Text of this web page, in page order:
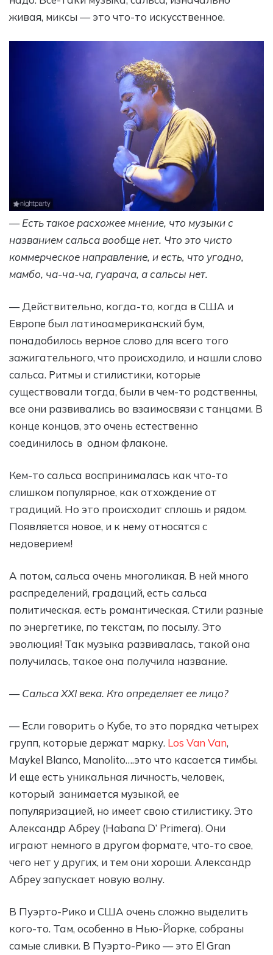
живая, миксы — это что-то искусственное.
— Есть такое расхожее мнение, что музыки с
названием сальса вообще нет. Что это чисто
коммерческое направление, и есть, что угодно,
мамбо, ча-ча-ча, гуарача, а сальсы нет.
— Действительно, когда-то, когда в США и
Европе был латиноамериканский бум,
понадобилось верное слово для всего того
зажигательного, что происходило, и нашли слово
сальса. Ритмы и стилистики, которые
существовали тогда, были в чем-то родственны,
все они развивались во взаимосвязи с танцами. В
конце концов, это очень естественно
соединилось в одном флаконе.
Кем-то сальса воспринималась как что-то
слишком популярное, как отхождение от
традиций. Но это происходит сплошь и рядом.
Появляется новое, и к нему относятся с
недоверием!
А потом, сальса очень многоликая. В ней много
распределений, градаций, есть сальса
политическая. есть романтическая. Стили разные
по энергетике, по текстам, по посылу. Это
эволюция! Так музыка развивалась, такой она
получилась, такое она получила название.
— Сальса XXI века. Кто определяет ее лицо?
— Если говорить о Кубе, то это порядка четырех
групп, которые держат марку. Los Van Van,
Maykel Blanco, Manolito….это что касается тимбы.
И еще есть уникальная личность, человек,
который занимается музыкой, ее
популяризацией, но имеет свою стилистику. Это
Александр Абреу (Habana D’ Primera). Они
играют немного в другом формате, что-то свое,
чего нет у других, и тем они хороши. Александр
Абреу запускает новую волну.
В Пуэрто-Рико и США очень сложно выделить
кого-то. Там, особенно в Нью-Йорке, собраны
самые сливки. В Пуэрто-Рико — это El Gran